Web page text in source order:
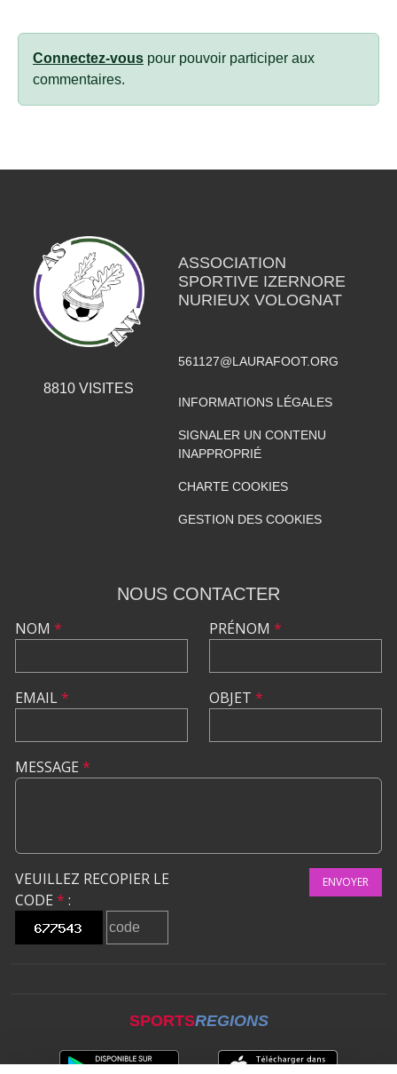
Connectez-vous pour pouvoir participer aux
commentaires.
8810 VISITES
ASSOCIATION
SPORTIVE IZERNORE
NURIEUX VOLOGNAT
561127@LAURAFOOT.ORG
INFORMATIONS LÉGALES
SIGNALER UN CONTENU
INAPPROPRIÉ
CHARTE COOKIES
GESTION DES COOKIES
NOUS CONTACTER
NOM *
EMAIL*
PRÉNOM *
OBJET *
MESSAGE *
VEUILLEZ RECOPIER LE
CODE * :
ENVOYER
SPORTSREGIONS